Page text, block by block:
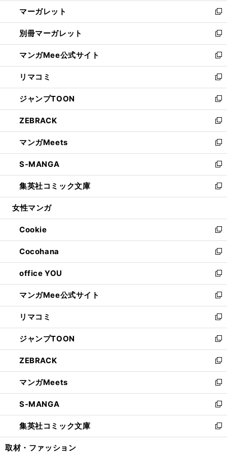
く
で
開
く
ド
ウ
で
開
く
し
い
ウ
ィ
ン
ド
ウ
で
開
く
マーガレット
新
し
い
ウ
ィ
ン
ド
ウ
で
開
く
別冊マーガレット
新
し
い
ウ
ィ
ン
ド
ウ
で
開
く
マンガMee公式サイト
新
し
い
ウ
ィ
ン
ド
ウ
で
開
く
リマコミ
新
し
い
ウ
ィ
ン
ド
ウ
で
開
く
ジャンプTOON
新
し
い
ウ
ィ
ン
ド
ウ
で
開
ZEBRACK
新
し
い
ウ
ィ
ン
ド
ウ
開
く
マンガMeets
新
し
い
ウ
ィ
ン
ウ
で
開
く
S-MANGA
新
し
い
ウ
ン
ド
ウ
で
開
く
集英社コミック文庫
新
し
ウ
ィ
ン
ド
ウ
で
開
く
女性マンガ
Cookie
新
し
い
ウ
ィ
ン
ド
ウ
で
開
く
Cocohana
新
し
い
ウ
ィ
ン
ド
ウ
で
開
く
office YOU
新
し
い
ウ
ィ
ン
ド
ウ
で
開
く
マンガMee公式サイト
新
し
い
ウ
ィ
ン
ド
ウ
で
開
く
リマコミ
新
し
い
ウ
ィ
ン
ド
ウ
で
開
く
ジャンプTOON
新
し
い
ウ
ィ
ン
ド
ウ
で
開
ZEBRACK
新
し
い
ウ
ィ
ン
ド
ウ
マンガMeets
新
し
い
ウ
ィ
ン
S-MANGA
新
し
い
ウ
集英社コミック文庫
新
し
取材・ファッション